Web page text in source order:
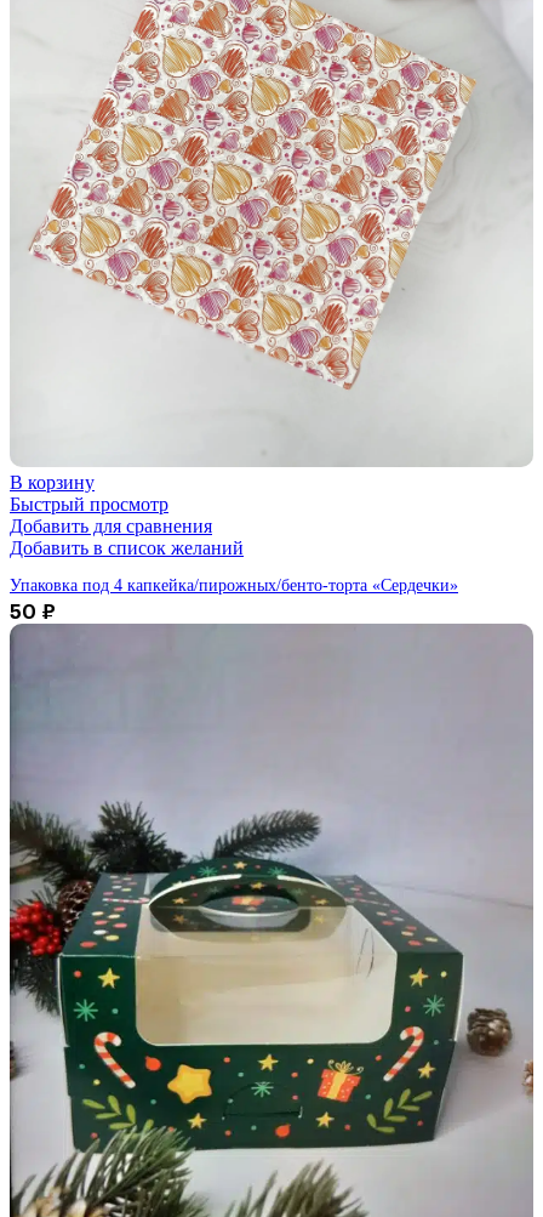
В корзину
Быстрый просмотр
Добавить для сравнения
Добавить в список желаний
Упаковка под 4 капкейка/пирожных/бенто-торта «Сердечки»
50 ₽